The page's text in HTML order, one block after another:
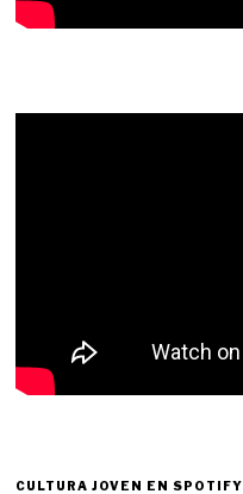
CULTURA JOVEN EN SPOTIFY